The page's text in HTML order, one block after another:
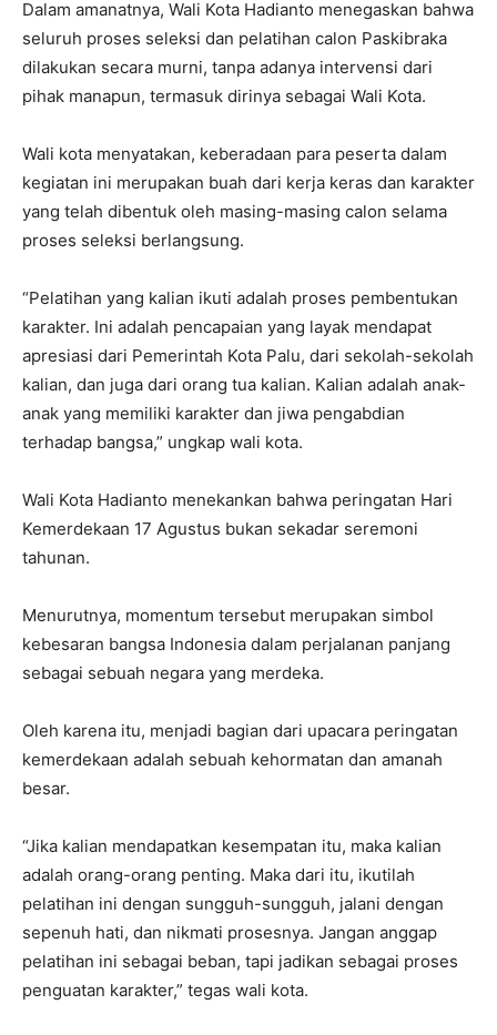
Dalam amanatnya, Wali Kota Hadianto menegaskan bahwa
seluruh proses seleksi dan pelatihan calon Paskibraka
dilakukan secara murni, tanpa adanya intervensi dari
pihak manapun, termasuk dirinya sebagai Wali Kota.
Wali kota menyatakan, keberadaan para peserta dalam
kegiatan ini merupakan buah dari kerja keras dan karakter
yang telah dibentuk oleh masing-masing calon selama
proses seleksi berlangsung.
“Pelatihan yang kalian ikuti adalah proses pembentukan
karakter. Ini adalah pencapaian yang layak mendapat
apresiasi dari Pemerintah Kota Palu, dari sekolah-sekolah
kalian, dan juga dari orang tua kalian. Kalian adalah anak-
anak yang memiliki karakter dan jiwa pengabdian
terhadap bangsa,” ungkap wali kota.
Wali Kota Hadianto menekankan bahwa peringatan Hari
Kemerdekaan 17 Agustus bukan sekadar seremoni
tahunan.
Menurutnya, momentum tersebut merupakan simbol
kebesaran bangsa Indonesia dalam perjalanan panjang
sebagai sebuah negara yang merdeka.
Oleh karena itu, menjadi bagian dari upacara peringatan
kemerdekaan adalah sebuah kehormatan dan amanah
besar.
“Jika kalian mendapatkan kesempatan itu, maka kalian
adalah orang-orang penting. Maka dari itu, ikutilah
pelatihan ini dengan sungguh-sungguh, jalani dengan
sepenuh hati, dan nikmati prosesnya. Jangan anggap
pelatihan ini sebagai beban, tapi jadikan sebagai proses
penguatan karakter,” tegas wali kota.